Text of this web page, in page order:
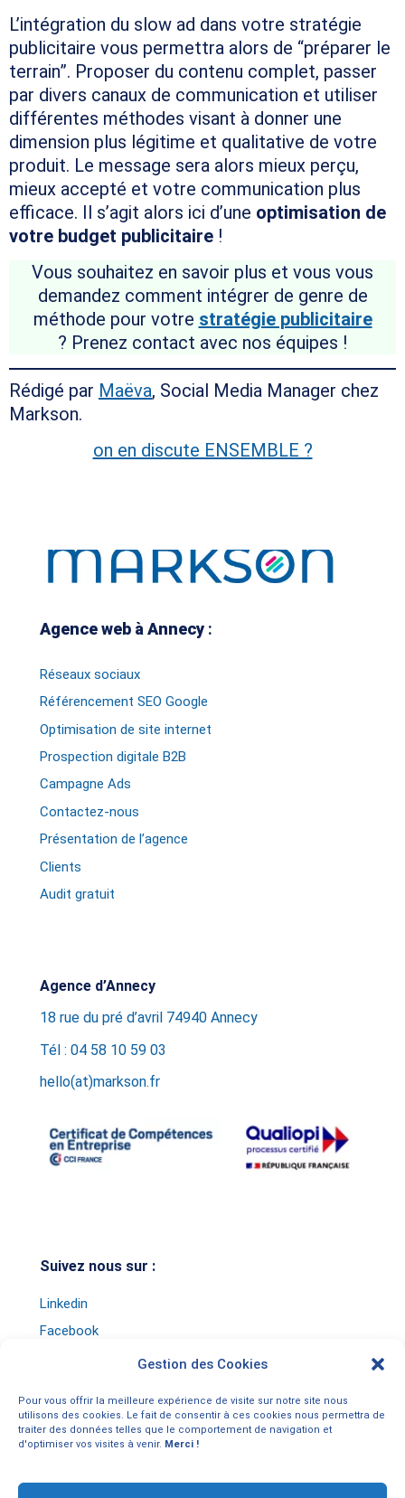
Gestion des Cookies
Pour vous offrir la meilleure expérience de visite sur notre site nous
utilisons des cookies. Le fait de consentir à ces cookies nous permettra de
traiter des données telles que le comportement de navigation et
d'optimiser vos visites à venir. Merci !
L’intégration du slow ad dans votre stratégie
publicitaire vous permettra alors de “préparer le
terrain”. Proposer du contenu complet, passer
par divers canaux de communication et utiliser
différentes méthodes visant à donner une
dimension plus légitime et qualitative de votre
produit. Le message sera alors mieux perçu,
mieux accepté et votre communication plus
efficace. Il s’agit alors ici d’une optimisation de
votre budget publicitaire !
Vous souhaitez en savoir plus et vous vous
demandez comment intégrer de genre de
méthode pour votre stratégie publicitaire
? Prenez contact avec nos équipes !
Rédigé par Maëva, Social Media Manager chez
Markson.
on en discute ENSEMBLE ?
Agence web à Annecy :
Réseaux sociaux
Référencement SEO Google
Optimisation de site internet
Prospection digitale B2B
Campagne Ads
Contactez-nous
Présentation de l’agence
Clients
Audit gratuit
Agence d’Annecy
18 rue du pré d’avril 74940 Annecy
Tél : 04 58 10 59 03
hello(at)markson.fr
Suivez nous sur :
Linkedin
Facebook
Youtube